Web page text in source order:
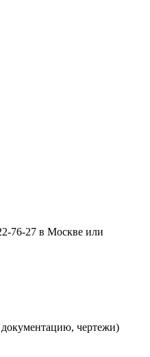
76-27 в Москве или
чертежи)